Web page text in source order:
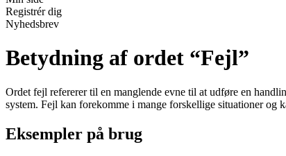
Registrér dig
Nyhedsbrev
Betydning af ordet “Fejl”
Ordet fejl refererer til en manglende evne til at udføre en
system. Fejl kan forekomme i mange forskellige situationer og
Eksempler på brug